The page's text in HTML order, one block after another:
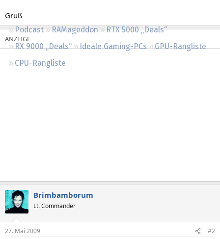
Podcast RAMageddon
RTX 5000 „Deals“
RX 9000 „Deals“
Ideale Gaming-PCs
GPU-Rangliste
CPU-Rangliste
Gruß
Brimbamborum
Lt. Commander
27. Mai 2009 #2